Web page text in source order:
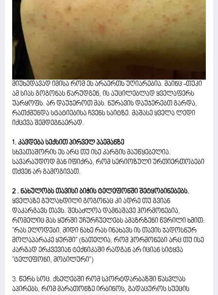
მიუხედავად იმისა რომ ეს არაერთს უღიარებია. მაინც -თუკი
ამ სიას გოგონას წარუდგენ, ის აუცილებლად ყველაფერს
უარყოფს. არ დაუჯეროთ მას. ნურავის დაუჯერებთ გარდა,
რათქმუნდა სტატიებისა ჩვენს საიტზე. მაშასე ყველა ლედი
იქცევა შემდეგნაერად.
1. კავდება სექსით პირველ პაემანზე
სხვათაშორის ეს არც თუ ისე კარგის მაუწყებელია.
სავარაუდოდ მან იფიქრა, რომ სერიოზული ურთიერთობები
თქვენ არ გამოგივათ.
2 . ნახულობს თავისი ბიჭის ტელეფონში შეტყობინებებს.
ყველაზე გულახდილი გოგონაც კი ადრე თუ გვიან
დაკარგავს თავს. შესაძლოა დამნაშავე ჰორმონებია,
რომელიც მას ყურში უჩურჩუელებს ამაზრზენი წვრილი ხმით:
"რას ელოდები, მიდი ნახე რას ინახავს ის თავის ჯადოსნურ
მოლაპარაკე ყურში" (ნათელია, რომ ჰორმონები არც თუ ისე
კარგად ერკვევიან ტექნიკაში რადგან არ იციან სიტყვა
"ტელეფონი, მობილური")
3. წერს სოც. ქსელებში რომ სპორტდარბაზში წასვლას
აპირებს, რომ მარათონზე ირბინოს, გადაცუროს სუეცის